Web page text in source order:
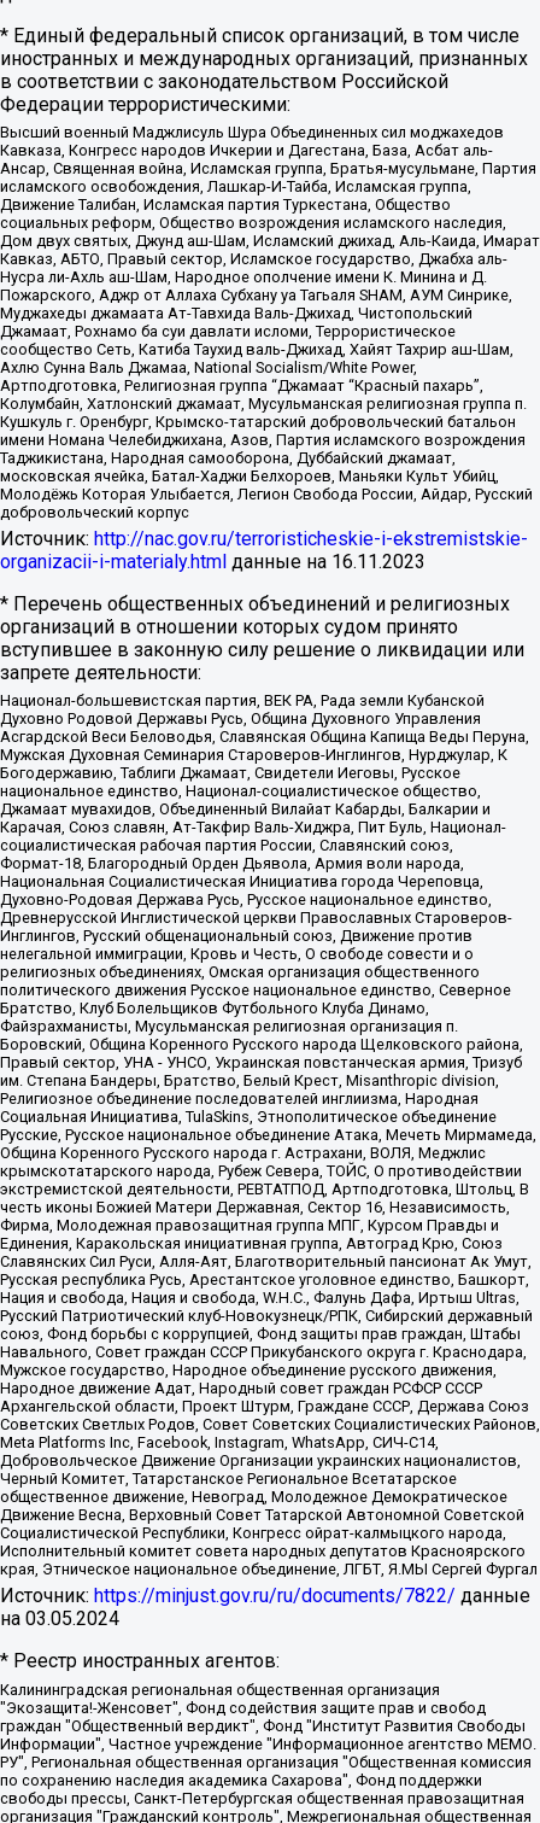
* Единый федеральный список организаций, в том числе
иностранных и международных организаций, признанных
в соответствии с законодательством Российской
Федерации террористическими:
Высший военный Маджлисуль Шура Объединенных сил моджахедов
Кавказа, Конгресс народов Ичкерии и Дагестана, База, Асбат аль-
Ансар, Священная война, Исламская группа, Братья-мусульмане, Партия
исламского освобождения, Лашкар-И-Тайба, Исламская группа,
Движение Талибан, Исламская партия Туркестана, Общество
социальных реформ, Общество возрождения исламского наследия,
Дом двух святых, Джунд аш-Шам, Исламский джихад, Аль-Каида, Имарат
Кавказ, АБТО, Правый сектор, Исламское государство, Джабха аль-
Нусра ли-Ахль аш-Шам, Народное ополчение имени К. Минина и Д.
Пожарского, Аджр от Аллаха Субхану уа Тагьаля SHAM, АУМ Синрике,
Муджахеды джамаата Ат-Тавхида Валь-Джихад, Чистопольский
Джамаат, Рохнамо ба суи давлати исломи, Террористическое
сообщество Сеть, Катиба Таухид валь-Джихад, Хайят Тахрир аш-Шам,
Ахлю Сунна Валь Джамаа, National Socialism/White Power,
Артподготовка, Религиозная группа “Джамаат “Красный пахарь”,
Колумбайн, Хатлонский джамаат, Мусульманская религиозная группа п.
Кушкуль г. Оренбург, Крымско-татарский добровольческий батальон
имени Номана Челебиджихана, Азов, Партия исламского возрождения
Таджикистана, Народная самооборона, Дуббайский джамаат,
московская ячейка, Батал-Хаджи Белхороев, Маньяки Культ Убийц,
Молодёжь Которая Улыбается, Легион Свобода России, Айдар, Русский
добровольческий корпус
Источник: http://nac.gov.ru/terroristicheskie-i-ekstremistskie-
organizacii-i-materialy.html данные на 16.11.2023
* Перечень общественных объединений и религиозных
организаций в отношении которых судом принято
вступившее в законную силу решение о ликвидации или
запрете деятельности:
Национал-большевистская партия, ВЕК РА, Рада земли Кубанской
Духовно Родовой Державы Русь, Община Духовного Управления
Асгардской Веси Беловодья, Славянская Община Капища Веды Перуна,
Мужская Духовная Семинария Староверов-Инглингов, Нурджулар, К
Богодержавию, Таблиги Джамаат, Свидетели Иеговы, Русское
национальное единство, Национал-социалистическое общество,
Джамаат мувахидов, Объединенный Вилайат Кабарды, Балкарии и
Карачая, Союз славян, Ат-Такфир Валь-Хиджра, Пит Буль, Национал-
социалистическая рабочая партия России, Славянский союз,
Формат-18, Благородный Орден Дьявола, Армия воли народа,
Национальная Социалистическая Инициатива города Череповца,
Духовно-Родовая Держава Русь, Русское национальное единство,
Древнерусской Инглистической церкви Православных Староверов-
Инглингов, Русский общенациональный союз, Движение против
нелегальной иммиграции, Кровь и Честь, О свободе совести и о
религиозных объединениях, Омская организация общественного
политического движения Русское национальное единство, Северное
Братство, Клуб Болельщиков Футбольного Клуба Динамо,
Файзрахманисты, Мусульманская религиозная организация п.
Боровский, Община Коренного Русского народа Щелковского района,
Правый сектор, УНА - УНСО, Украинская повстанческая армия, Тризуб
им. Степана Бандеры, Братство, Белый Крест, Misanthropic division,
Религиозное объединение последователей инглиизма, Народная
Социальная Инициатива, TulaSkins, Этнополитическое объединение
Русские, Русское национальное объединение Атака, Мечеть Мирмамеда,
Община Коренного Русского народа г. Астрахани, ВОЛЯ, Меджлис
крымскотатарского народа, Рубеж Севера, ТОЙС, О противодействии
экстремистской деятельности, РЕВТАТПОД, Артподготовка, Штольц, В
честь иконы Божией Матери Державная, Сектор 16, Независимость,
Фирма, Молодежная правозащитная группа МПГ, Курсом Правды и
Единения, Каракольская инициативная группа, Автоград Крю, Союз
Славянских Сил Руси, Алля-Аят, Благотворительный пансионат Ак Умут,
Русская республика Русь, Арестантское уголовное единство, Башкорт,
Нация и свобода, Нация и свобода, W.H.С., Фалунь Дафа, Иртыш Ultras,
Русский Патриотический клуб-Новокузнецк/РПК, Сибирский державный
союз, Фонд борьбы с коррупцией, Фонд защиты прав граждан, Штабы
Навального, Совет граждан СССР Прикубанского округа г. Краснодара,
Мужское государство, Народное объединение русского движения,
Народное движение Адат, Народный совет граждан РСФСР СССР
Архангельской области, Проект Штурм, Граждане СССР, Держава Союз
Советских Светлых Родов, Совет Советских Социалистических Районов,
Meta Platforms Inc, Facebook, Instagram, WhatsApp, СИЧ-С14,
Добровольческое Движение Организации украинских националистов,
Черный Комитет, Татарстанское Региональное Всетатарское
общественное движение, Невоград, Молодежное Демократическое
Движение Весна, Верховный Совет Татарской Автономной Советской
Социалистической Республики, Конгресс ойрат-калмыцкого народа,
Исполнительный комитет совета народных депутатов Красноярского
края, Этническое национальное объединение, ЛГБТ, Я.МЫ Сергей Фургал
Источник: https://minjust.gov.ru/ru/documents/7822/ данные
на 03.05.2024
* Реестр иностранных агентов:
Калининградская региональная общественная организация "Экозащита!-Женсовет", Фонд содействия защите прав и свобод граждан "Общественный вердикт", Фонд "Институт Развития Свободы Информации", Частное учреждение "Информационное агентство МЕМО. РУ", Региональная общественная организация "Общественная комиссия по сохранению наследия академика Сахарова", Фонд поддержки свободы прессы, Санкт-Петербургская общественная правозащитная организация "Гражданский контроль", Межрегиональная общественная организация "Информационно-просветительский центр "Мемориал", Региональный Фонд "Центр Защиты Прав Средств Массовой Информации", с 05.12.2023 Фонд "Центр Защиты Прав Средств массовой информации", Региональная общественная благотворительная организация помощи беженцам и мигрантам "Гражданское содействие", Негосударственное образовательное учреждение дополнительного профессионального образования (повышение квалификации) специалистов "АКАДЕМИЯ ПО ПРАВАМ ЧЕЛОВЕКА", Свердловская региональная общественная организация "Сутяжник", Автономная некоммерческая организация "Центр независимых социологических исследований", Союз общественных объединений "Российский исследовательский центр по правам человека", Региональное общественное учреждение научно-информационный центр "МЕМОРИАЛ", Некоммерческая организация "Фонд защиты гласности", Автономная некоммерческая организация "Институт прав человека", Городская общественная организация "Екатеринбургское общество "МЕМОРИАЛ", Городская общественная организация "Рязанское историко-просветительское и правозащитное общество "Мемориал" (Рязанский Мемориал), Челябинский региональный орган общественной самодеятельности – женское общественное объединение "Женщины Евразии", Челябинский региональный орган общественной самодеятельности "Уральская правозащитная группа", Фонд содействия защите здоровья и социальной справедливости имени Андрея Рылькова, Автономная Некоммерческая Организация "Аналитический Центр Юрия Левады", Автономная некоммерческая организация социальной поддержки населения "Проект Апрель", Региональная общественная организация помощи женщинам и детям, находящимся в кризисной ситуации "Информационно-методический центр "Анна", Фонд содействия развитию массовых коммуникаций и правовому просвещению "Так-так-Так", Фонд содействия устойчивому развитию "Серебряная тайга", Свердловский региональный общественный фонд социальных проектов "Новое время", "Idel.Реалии", Кавказ.Реалии, Крым.Реалии, Телеканал Настоящее Время, Татаро-башкирская служба Радио Свобода (Azatliq Radiosi), Радио Свободная Европа/Радио Свобода (PCE/PC), "Сибирь.Реалии", "Фактограф", Благотворительный фонд помощи осужденным и их семьям, Автономная некоммерческая организация "Институт глобализации и социальных движений", Фонд "В защиту прав заключенных", Частное учреждение "Центр поддержки и содействия развитию средств массовой информации", Пензенский региональный общественный благотворительный фонд "Гражданский союз", "Север.Реалии", Некоммерческая организация Фонд "Правовая инициатива", Общество с ограниченной ответственностью "Радио Свободная Европа/Радио Свобода", Чешское информационное агентство "MEDIUM-ORIENT", Красноярская региональная общественная организация "Мы против СПИДа", Камалягин Денис Николаевич, Маркелов Сергей Евгеньевич, Пономарев Лев Александрович, Савицкая Людмила Алексеевна, Автономная некоммерческая организация "Центр по работе с проблемой насилия "НАСИЛИЮ.НЕТ", Межрегиональный профессиональный союз работников здравоохранения "Альянс врачей", Юридическое лицо, зарегистрированное в Латвийской Республике, SIA "Medusa Project" (регистрационный номер 40103797863, дата регистрации 10.06.2014), Некоммерческая организация "Фонд по борьбе с коррупцией", Автономная некоммерческая организация "Институт права и публичной политики", Баданин Роман Сергеевич, Гликин Максим Александрович, Железнова Мария Михайловна, Лукьянова Юлия Сергеевна, Маетная Елизавета Витальевна, Маняхин Петр Борисович, Чуракова Ольга Владимировна, Ярош Юлия Петровна, Юридическое лицо "The Insider SIA", зарегистрированное в Риге, Латвийская Республика (дата регистрации 26.06.2015), являющееся администратором доменного имени интернет-издания "The Insider SIA", https://theins.ru, Постернак Алексей Евгеньевич, Рубин Михаил Аркадьевич, Анин Роман Александрович, Юридическое лицо Istories fonds, зарегистрированное в Латвийской Республике (регистрационный номер 50008295751, дата регистрации 24.02.2020), Великовский Дмитрий Александрович, Долинина Ирина Николаевна, Мароховская Алеся Алексеевна, Шлейнов Роман Юрьевич, Шмагун Олеся Валентиновна, Общество с ограниченной ответственностью "Альтаир 2021", Общество с ограниченной ответственностью "Вега 2021", Общество с ограниченной ответственностью "Главный редактор 2021", Общество с ограниченной ответственностью "Ромашки монолит", Важенков Артем Валерьевич, Ивановская областная общественная организация "Центр гендерных исследований", Гурман Юрий Альбертович, Медиапроект "ОВД-Инфо", Егоров Владимир Владимирович, Жилинский Владимир Александрович, Общество с ограниченной ответственностью "ЗП", Иванова София Юрьевна, Карезина Инна Павловна, Кильтау Екатерина Викторовна, Петров Алексей Викторович, Пискунов Сергей Евгеньевич, Смирнов Сергей Сергеевич, Тихонов Михаил Сергеевич, Общество с ограниченной ответственностью "ЖУРНАЛИСТ-ИНОСТРАННЫЙ АГЕНТ", Арапова Галина Юрьевна, Вольтская Татьяна Анатольевна, Американская компания "Mason G.E.S. Anonymous Foundation" (США), являющаяся владельцем интернет-издания https://mnews.world/, Компания "Stichting Bellingcat", зарегистрированная в Нидерландах (дата регистрации 11.07.2018), Захаров Андрей Вячеславович, Клепиковская Екатерина Дмитриевна, Общество с ограниченной ответственностью "МЕМО", Перл Роман Александрович, Симонов Евгений Алексеевич, Соловьева Елена Анатольевна, Сотников Даниил Владимирович, Сурначева Елизавета Дмитриевна, Автономная некоммерческая организация по защите прав человека и информированию населения "Якутия – Наше Мнение", Общество с ограниченной ответственностью "Москоу диджитал медиа", с 26.01.2023 Общество с ограниченной ответственностью "Чайка Белые сады", Ветошкина Валерия Валерьевна, Заговора Максим Александрович, Межрегиональное общественное движение "Российская ЛГБТ - сеть", Оленичев Максим Владимирович, Павлов Иван Юрьевич, Скворцова Елена Сергеевна, Общество с ограниченной ответственностью "Как бы инагент", Кочетков Игорь Викторович, Общество с ограниченной ответственностью "Честные выборы", Еланчик Олег Александрович, Общество с ограниченной ответственностью "Нобелевский призыв", Гималова Регина Эмилевна, Григорьев Андрей Валерьевич, Григорьева Алина Александровна, Ассоциация по содействию защите прав призывников, альтернативнослужащих и военнослужащих "Правозащитная группа "Гражданин.Армия.Право", Хисамова Регина Фаритовна, Автономная некоммерческая организация по реализации социально-правовых программ "Лилит", Дальневосточное общественное движение "Маяк", Санкт-Петербургская ЛГБТ-инициативная группа "Выход", Инициативная группа ЛГБТ+ "Реверс", Алексеев Андрей Викторович, Бекбулатова Таисия Львовна, Беляев Иван Михайлович, Владыкина Елена Сергеевна, Гельман Марат Александрович, Никульшина Вероника Юрьевна, Толоконникова Надежда Андреевна, Шендерович Виктор Анатольевич, Общество с ограниченной ответственностью "Данное сообщение", Общество с ограниченной ответственностью Издательский дом "Новая глава", Айнбиндер Александра Александровна, Московский комьюнити-центр для ЛГБТ+инициатив, Благотворительный фонд развития филантропии, Deutsche Welle (Германия, Kurt-Schumacher-Strasse 3, 53113 Bonn), Борзунова Мария Михайловна, Воробьев Виктор Викторович, Голубева Анна Львовна, Константинова Алла Михайловна, Малкова Ирина Владимировна, Мурадов Мурад Абдулгалимович, Осетинская Елизавета Николаевна, Понасенков Евгений Николаевич, Ганапольский Матвей Юрьевич, Киселев Евгений Алексеевич, Борухович Ирина Григорьевна, Дремин Иван Тимофеевич, Дубровский Дмитрий Викторович, Красноярская региональная общественная организация поддержки и развития альтернативных образовательных технологий и межкультурных коммуникаций "ИНТЕРРА", Маяковская Екатерина Алексеевна, Фейгин Марк Захарович, Филимонов Андрей Викторович, Дзугкоева Регина Николаевна, Доброхотов Роман Александрович, Дудь Юрий Александрович, Елкин Сергей Владимирович, Кругликов Кирилл Игоревич, Сабунаева Мария Леонидовна, Семенов Алексей Владимирович, Шаинян Карен Багратович, Шульман Екатерина Михайловна, Асафьев Артур Валерьевич, Вахштайн Виктор Семенович, Венедиктов Алексей Алексеевич, Лушникова Екатерина Евгеньевна, Волков Леонид Михайлович, Невзоров Александр Глебович, Пархоменко Сергей Борисович, Сироткин Ярослав Николаевич, Кара-Мурза Владимир Владимирович, Баранова Наталья Владимировна, Гозман Леонид Яковлевич, Кагарлицкий Борис Юльевич, Климарев Михаил Валерьевич, Милов Владимир Станиславович, Автономная некоммерческая организация Краснодарский центр современного искусства "Типография", Моргенштерн Алишер Тагирович, Соболь Любовь Эдуардовна, Общество с ограниченной ответственностью "ЛИЗА НОРМ", Каспаров Гарри Кимович, Ходорковский Михаил Борисович, Общество с ограниченной ответственностью "Апрельские тезисы", Данилович Ирина Брониславовна, Кашин Олег Владимирович, Петров Николай Владимирович, Пивоваров Алексей Владимирович, Соколов Михаил Владимирович, Цветкова Юлия Владимировна, Чичваркин Евгений Александрович, Комитет против пыток/Команда против пыток, Общество с ограниченной ответственностью "Первый научный", Общество с ограниченной ответственностью "Вертолет и ко", Белоцерковская Вероника Борисовна, Кац Максим Евгеньевич, Лазарева Татьяна Юрьевна, Шаведдинов Руслан Табризович, Яшин Илья Валерьевич, Общество с ограниченной ответственностью "Иноагент ААВ", Алешковский Дмитрий Петрович, Альбац Евгения Марковна, Быков Дмитрий Львович, Галямина Юлия Евгеньевна, Лойко Сергей Леонидович, Мартынов Кирилл Константинович, Медведев Сергей Александрович, Крашенинников Федор Геннадиевич, Гордеева Катерина Вл